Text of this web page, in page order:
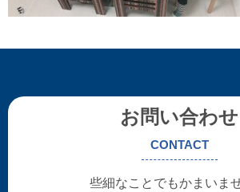
お問い合わせ
CONTACT
些細なことでもかまいませ